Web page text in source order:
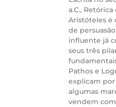
a.C., Retórica
Aristóteles é
de
influente já
seus três
Pathos e
explicam
algumas
vendem com